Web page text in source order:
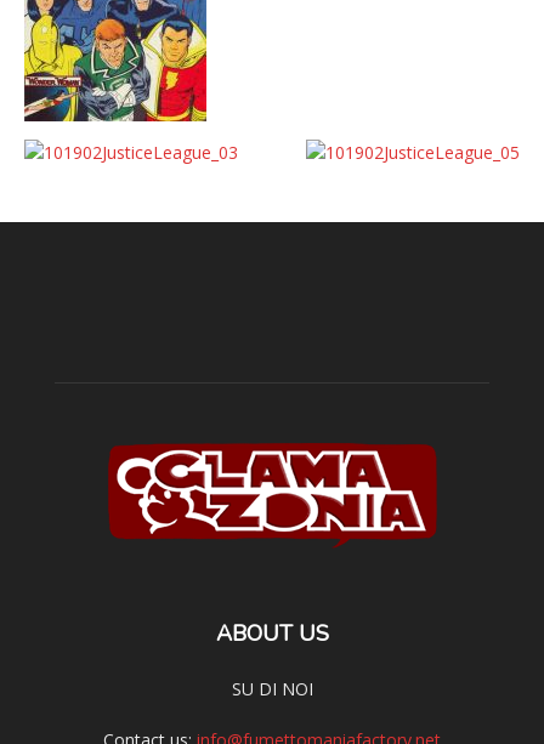
ABOUT US
SU DI NOI